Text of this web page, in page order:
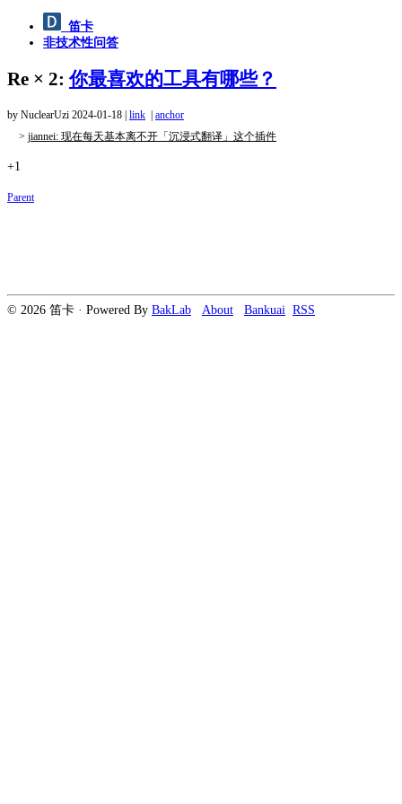
笛卡
非技术性问答
Re × 2:你最喜欢的工具有哪些？
by NuclearUzi 2024-01-18 link
anchor
> jiannei: 现在每天基本离不开「沉浸式翻译」这个插件
+1
Parent
© 2026 笛卡 · Powered By BakLab About Bankuai RSS